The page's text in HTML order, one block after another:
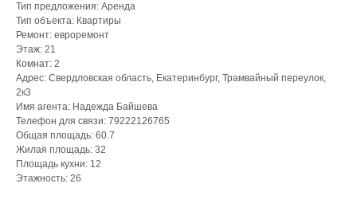
Тип предложения: Аренда
Тип объекта: Квартиры
Ремонт: евроремонт
Этаж: 21
Комнат: 2
Адрес: Свердловская область, Екатеринбург, Трамвайный переулок,
2к3
Имя агента: Надежда Байшева
Телефон для связи: 79222126765
Общая площадь: 60.7
Жилая площадь: 32
Площадь кухни: 12
Этажность: 26
Что мы делаем для
собственников?
Управление
недвижимостью
/ Точный анализ рынка
/Организация ремонта
/Мебелировка квартиры под ключ
/От 3 700 ₽